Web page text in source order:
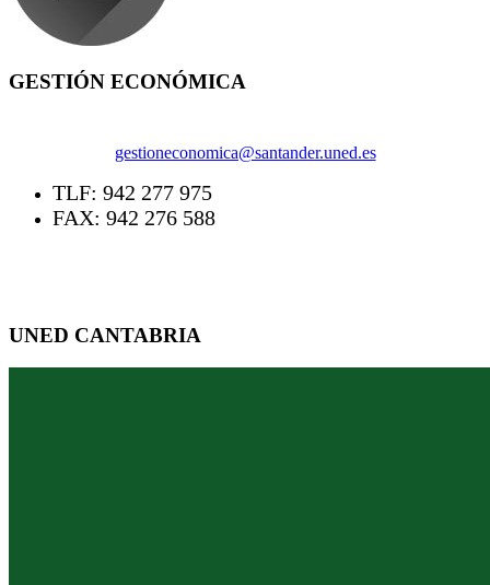
GESTIÓN ECONÓMICA
gestioneconomica@santander.uned.es
TLF: 942 277 975
FAX: 942 276 588
UNED CANTABRIA